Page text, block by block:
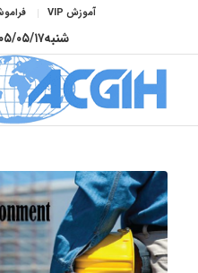
آموزش VIP
شنبه۱۴۰۵/